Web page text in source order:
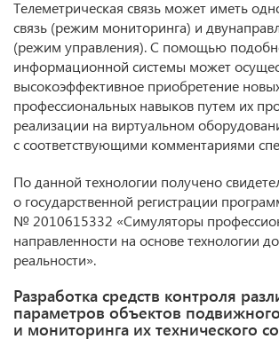
Телеметрическая связь может иметь
связь (режим мониторинга) и
(режим управления). С помощью
информационной системы может
высокоэффективное приобретение
профессиональных навыков путем их
реализации на виртуальном
с соответствующими комментариями
По данной технологии получено
о государственной регистрации
№ 2010615332 «Симуляторы
направленности на основе технологии
реальности».
Разработка средств контроля
параметров объектов
и мониторинга их технического